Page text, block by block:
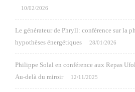
10/02/2026
Le générateur de Phryll: conférence sur la
hypothèses énergétiques
28/01/2026
Philippe Solal en conférence aux Repas
Au-delà du miroir
12/11/2025